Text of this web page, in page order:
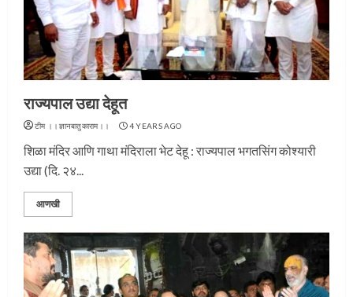
राज्यपाल उद्या देहूत
टीम ।।ज्ञानबातुकाराम।। 4 YEARS AGO
शिळा मंदिर आणि गाथा मंदिराला भेट देहू : राज्यपाल भगतसिंग कोश्यारी
उद्या (दि. २४...
आणखी